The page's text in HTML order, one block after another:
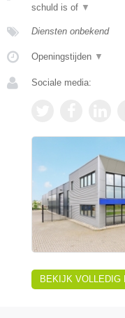
schuld is of ▼
Diensten onbekend
Openingstijden ▼
Sociale media:
BEKIJK VOLLEDIG